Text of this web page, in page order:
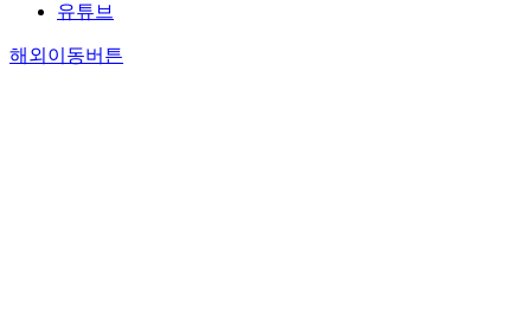
유튜브
해외이동버튼